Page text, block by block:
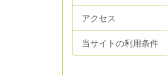
アクセス
当サイトの利用条件